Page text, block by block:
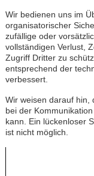
Wir bedienen uns im
organisatorischer
zufällige oder
vollständigen Verlust,
Zugriff Dritter zu
entsprechend der
verbessert.
Wir weisen darauf hin,
bei der
kann. Ein lückenloser
ist nicht möglich.